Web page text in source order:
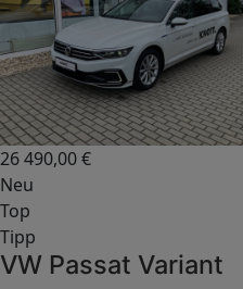
26 490,00€
Neu
Top
Tipp
VW Passat Variant